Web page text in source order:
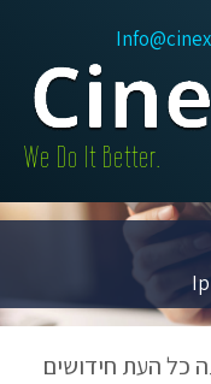
כל העת חידושים